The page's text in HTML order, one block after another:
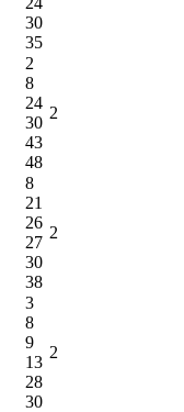
30
35
2
8
24
30
43
48
2
8
21
26
27
30
38
2
3
8
9
13
28
30
2